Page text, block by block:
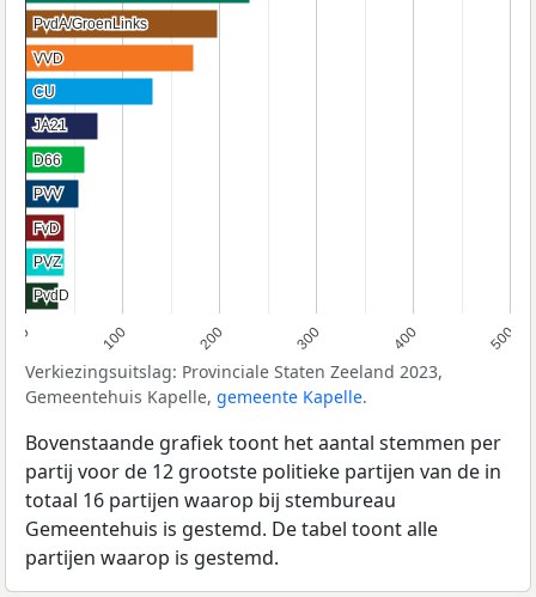
0 100 200 300 400 500
PvdA/GroenLinks
PvdA/GroenLinks
VVD
VVD
CU
CU
JA21
JA21
D66
D66
PVV
PVV
FvD
FvD
PVZ
PVZ
PvdD
PvdD
Verkiezingsuitslag: Provinciale Staten Zeeland 2023,
Gemeentehuis Kapelle, gemeente Kapelle.
Bovenstaande grafiek toont het aantal stemmen per
partij voor de 12 grootste politieke partijen van de in
totaal 16 partijen waarop bij stembureau
Gemeentehuis is gestemd. De tabel toont alle
partijen waarop is gestemd.